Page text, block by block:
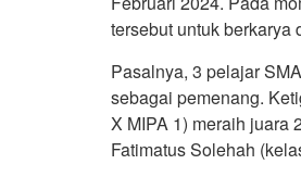
tersebut untuk berkarya
Pasalnya, 3 pelajar
sebagai pemenang.
X MIPA 1) meraih juara
Fatimatus Solehah